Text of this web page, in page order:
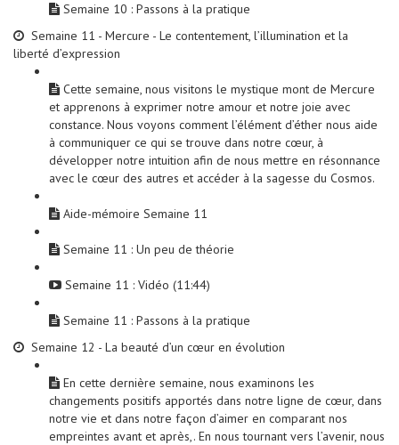
Semaine 10 : Passons à la pratique
Semaine 11 - Mercure - Le contentement, l’illumination et la
liberté d’expression
Cette semaine, nous visitons le mystique mont de Mercure
et apprenons à exprimer notre amour et notre joie avec
constance. Nous voyons comment l’élément d’éther nous aide
à communiquer ce qui se trouve dans notre cœur, à
développer notre intuition afin de nous mettre en résonnance
avec le cœur des autres et accéder à la sagesse du Cosmos.
Aide-mémoire Semaine 11
Semaine 11 : Un peu de théorie
Semaine 11 : Vidéo (11:44)
Semaine 11 : Passons à la pratique
Semaine 12 - La beauté d’un cœur en évolution
En cette dernière semaine, nous examinons les
changements positifs apportés dans notre ligne de cœur, dans
notre vie et dans notre façon d’aimer en comparant nos
empreintes avant et après,. En nous tournant vers l’avenir, nous